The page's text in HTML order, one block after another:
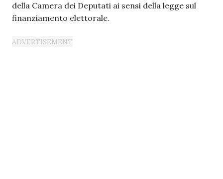
della Camera dei Deputati ai sensi della legge sul
finanziamento elettorale.